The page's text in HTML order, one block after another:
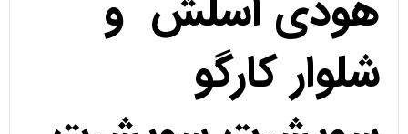
شلوار کارگو